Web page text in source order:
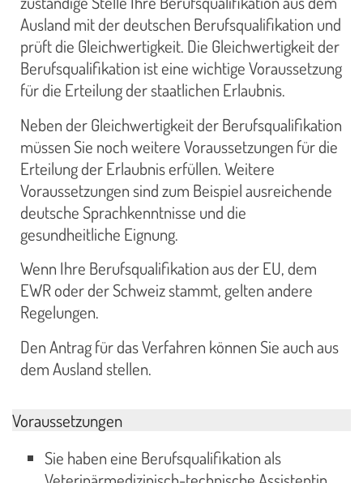
Ausland mit der deutschen Berufsqualifikation und
prüft die Gleichwertigkeit. Die Gleichwertigkeit der
Berufsqualifikation ist eine wichtige Voraussetzung
für die Erteilung der staatlichen Erlaubnis.
Neben der Gleichwertigkeit der Berufsqualifikation
müssen Sie noch weitere Voraussetzungen für die
Erteilung der Erlaubnis erfüllen. Weitere
Voraussetzungen sind zum Beispiel ausreichende
deutsche Sprachkenntnisse und die
gesundheitliche Eignung.
Wenn Ihre Berufsqualifikation aus der EU, dem
EWR oder der Schweiz stammt, gelten andere
Regelungen.
Den Antrag für das Verfahren können Sie auch aus
dem Ausland stellen.
Voraussetzungen
Sie haben eine Berufsqualifikation als